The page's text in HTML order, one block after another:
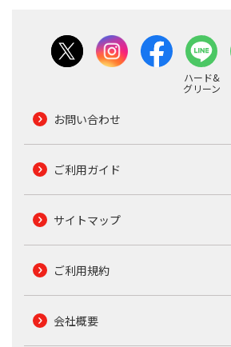
ハード&
グリーン
お問い合わせ
ご利用ガイド
サイトマップ
ご利用規約
会社概要